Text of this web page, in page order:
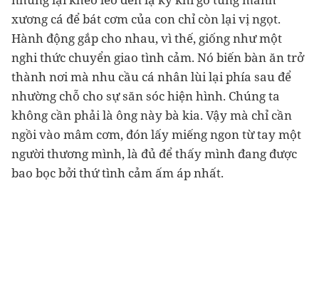
xương cá để bát cơm của con chỉ còn lại vị ngọt.
Hành động gắp cho nhau, vì thế, giống như một
nghi thức chuyển giao tình cảm. Nó biến bàn ăn trở
thành nơi mà nhu cầu cá nhân lùi lại phía sau để
nhường chỗ cho sự săn sóc hiện hình. Chúng ta
không cần phải là ông này bà kia. Vậy mà chỉ cần
ngồi vào mâm cơm, đón lấy miếng ngon từ tay một
người thương mình, là đủ để thấy mình đang được
bao bọc bởi thứ tình cảm ấm áp nhất.